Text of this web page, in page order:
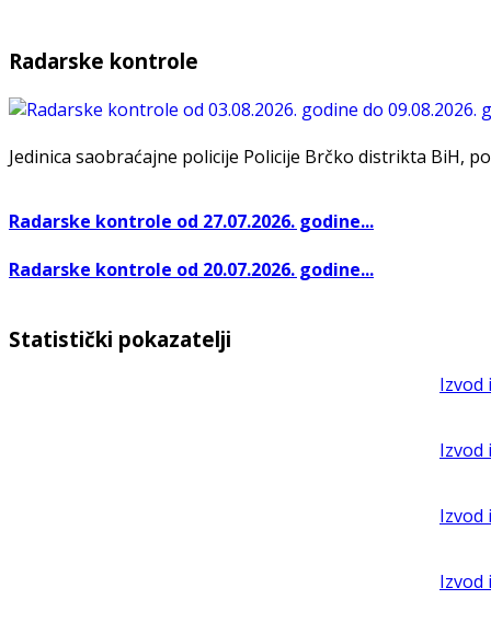
Radarske kontrole
Jedinica saobraćajne policije Policije Brčko distrikta BiH,
Radarske kontrole od 27.07.2026. godine...
Radarske kontrole od 20.07.2026. godine...
Statistički pokazatelji
Izvod
Izvod
Izvod
Izvod